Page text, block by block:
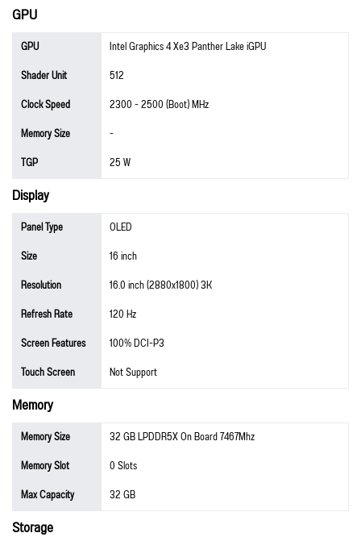
GPU
GPU
Intel Graphics 4 Xe3 Panther Lake iGPU
Shader Unit
512
Clock Speed
2300 - 2500 (Boot) MHz
Memory Size
-
TGP
25 W
Display
Panel Type
OLED
Size
16 inch
Resolution
16.0 inch (2880x1800) 3K
Refresh Rate
120 Hz
Screen Features
100% DCI-P3
Touch Screen
Not Support
Memory
Memory Size
32 GB LPDDR5X On Board 7467Mhz
Memory Slot
0 Slots
Max Capacity
32 GB
Storage